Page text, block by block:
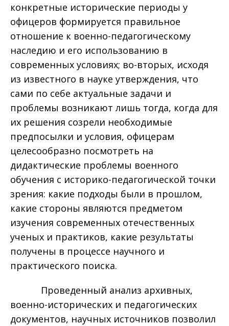
конкретные исторические периоды у
офицеров формируется правильное
отношение к военно-педагогическому
наследию и его использованию в
современных условиях; во-вторых, исходя
из известного в науке утверждения, что
сами по себе актуальные задачи и
проблемы возникают лишь тогда, когда для
их решения созрели необходимые
предпосылки и условия, офицерам
целесообразно посмотреть на
дидактические проблемы военного
обучения с историко-педагогической точки
зрения: какие подходы были в прошлом,
какие стороны являются предметом
изучения современных отечественных
ученых и практиков, какие результаты
получены в процессе научного и
практического поиска.
Проведенный анализ архивных,
военно-исторических и педагогических
документов, научных источников позволил